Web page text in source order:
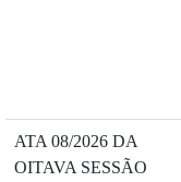
ATA 08/2026 DA
OITAVA SESSÃO